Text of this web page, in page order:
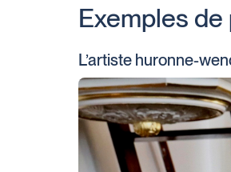
Exemples
L’artiste huronne-